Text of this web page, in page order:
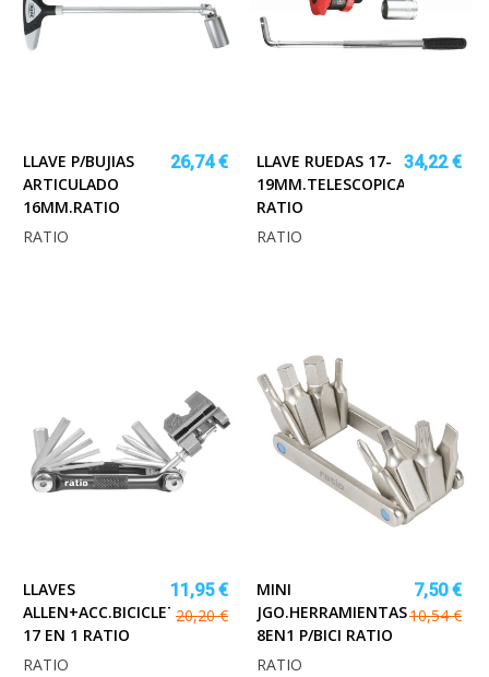
LLAVE P/BUJIAS
ARTICULADO
16MM.RATIO
26,74 €
RATIO
LLAVE RUEDAS 17-
19MM.TELESCOPICA
RATIO
34,22 €
RATIO
LLAVES
ALLEN+ACC.BICICLETA
17 EN 1 RATIO
11,95 €
20,20 €
RATIO
MINI
JGO.HERRAMIENTAS
8EN1 P/BICI RATIO
7,50 €
10,54 €
RATIO